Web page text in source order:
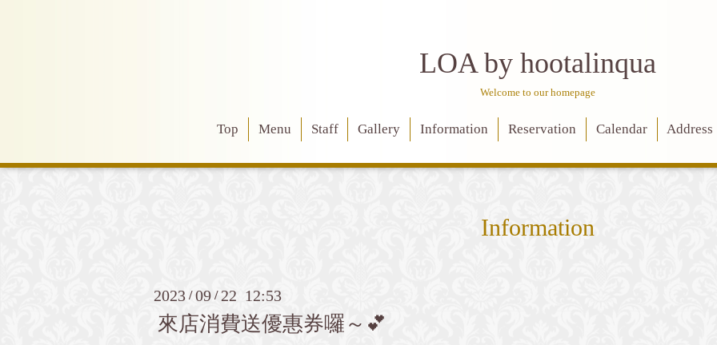
LOA by hootalinqua
Welcome to our homepage
Top Menu Staff Gallery Information Reservation Calendar Address
Information
2023 /09 / 22 12:53
來店消費送優惠券囉～💕